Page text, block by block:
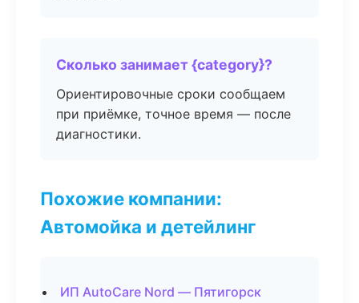
Сколько занимает {category}?
Ориентировочные сроки сообщаем
при приёмке, точное время — после
диагностики.
Похожие компании:
Автомойка и детейлинг
ИП AutoCare Nord — Пятигорск